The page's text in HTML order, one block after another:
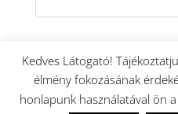
Hírek Hirdetések
Liturgikus rend
Kedves Látogató!
élmény fokozásának
honlapunk használatával ön